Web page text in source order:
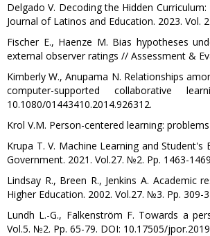
Delgado V. Decoding the Hidden
Journal of Latinos and Education. 2023. Vol.
Fischer E., Haenze M. Bias hypotheses
external observer ratings // Assessment &
Kimberly W., Anupama N. Relationships
computer-supported collaborative
10.1080/01443410.2014.926312.
Krol V.M. Person-centered learning:
Krupa T. V. Machine Learning and
Government. 2021. Vol.27. №2. Pp. 1463-
Lindsay R., Breen R., Jenkins A.
Higher Education. 2002. Vol.27. №3. Pp.
Lundh L.-G., Falkenström F. Towards a
Vol.5. №2. Pp. 65-79. DOI: 10.17505/